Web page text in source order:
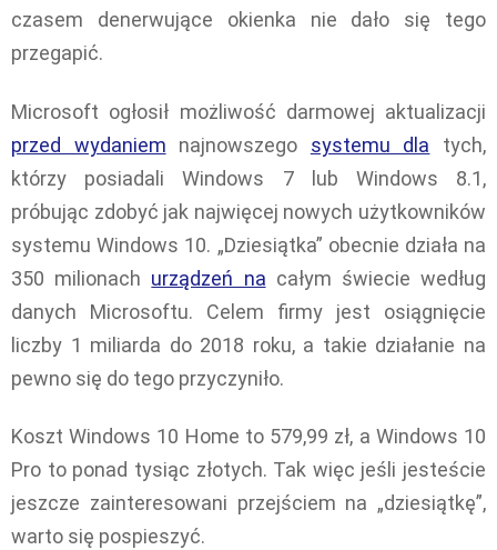
czasem denerwujące okienka nie dało się tego
przegapić.
Microsoft ogłosił możliwość darmowej aktualizacji
przed wydaniem najnowszego systemu dla tych,
którzy posiadali Windows 7 lub Windows 8.1,
próbując zdobyć jak najwięcej nowych użytkowników
systemu Windows 10. „Dziesiątka” obecnie działa na
350 milionach urządzeń na całym świecie według
danych Microsoftu. Celem firmy jest osiągnięcie
liczby 1 miliarda do 2018 roku, a takie działanie na
pewno się do tego przyczyniło.
Koszt Windows 10 Home to 579,99 zł, a Windows 10
Pro to ponad tysiąc złotych. Tak więc jeśli jesteście
jeszcze zainteresowani przejściem na „dziesiątkę”,
warto się pospieszyć.